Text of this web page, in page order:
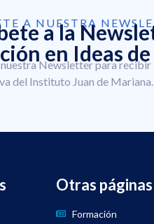
A NUESTRA
a la
en Ideas
Newsletter para
del Instituto Juan de Mariana.
Otras páginas
Formación